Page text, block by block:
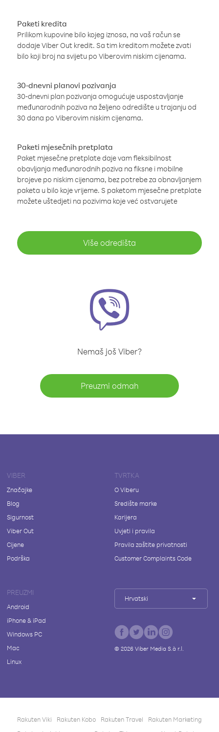
Paketi kredita
Prilikom kupovine bilo kojeg iznosa, na vaš račun se
dodaje Viber Out kredit. Sa tim kreditom možete zvati
bilo koji broj na svijetu po Viberovim niskim cijenama.
30-dnevni planovi pozivanja
30-dnevni plan pozivanja omogućuje uspostavljanje
međunarodnih poziva na željeno odredište u trajanju od
30 dana po Viberovim niskim cijenama.
Paketi mjesečnih pretplata
Paket mjesečne pretplate daje vam fleksibilnost
obavljanja međunarodnih poziva na fiksne i mobilne
brojeve po niskim cijenama, bez potrebe za obnavljanjem
paketa u bilo koje vrijeme. S paketom mjesečne pretplate
možete uštedjeti na pozivima koje već ostvarujete
Više odredišta
Nemaš još Viber?
Preuzmi odmah
VIBER
Značajke
Blog
Sigurnost
Viber Out
Cijene
Podrška
TVRTKA
O Viberu
Središte marke
Karijera
Uvjeti i pravila
Pravila zaštite privatnosti
Customer Complaints Code
PREUZMI
Android
iPhone & iPad
Windows PC
Mac
Linux
Hrvatski
© 2026Viber Media S.à r.l.
Rakuten Viki Rakuten Kobo Rakuten Travel
Rakuten Marketing